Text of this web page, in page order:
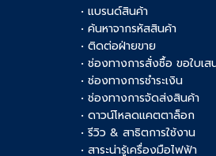
• แบรนด์สินค้า
• ค้นหาจากรหัสสินค้า
• ติดต่อฝ่ายขาย
• ช่องทางการสั่งซื้อ ขอใบเส
• ช่องทางการชำระเงิน
• ช่องทางการจัดส่งสินค้า
• ดาวน์โหลดแคตตาล็อก
• รีวิว & สาธิตการใช้งาน
• สาระน่ารู้เครื่องมือไฟฟ้า